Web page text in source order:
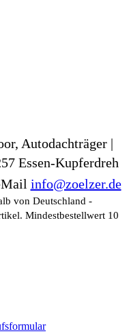
Autodachträger |
Essen-Kupferdreh
info@zoelzer.de
von Deutschland -
Mindestbestellwert 10